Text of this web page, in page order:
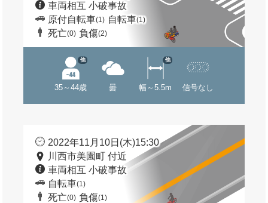
車両相互 小破事故
原付自転車(1) 自転車(1)
死亡(0) 負傷(2)
35～44歳
他
曇 幅～5.5m
他
信号なし
2022年11月10日(木)15:30
川西市美園町 付近
車両相互 小破事故
自転車(1)
死亡(0) 負傷(1)